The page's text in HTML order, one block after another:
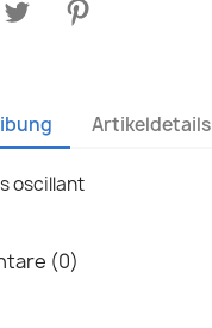
Artikeldetails
oscillant
(0)